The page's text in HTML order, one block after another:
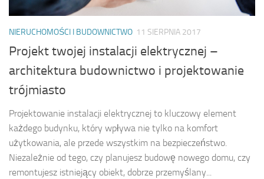
NIERUCHOMOŚCI I BUDOWNICTWO 11 SIERPNIA 2017
Projekt twojej instalacji elektrycznej –
architektura budownictwo i projektowanie
trójmiasto
Projektowanie instalacji elektrycznej to kluczowy element
każdego budynku, który wpływa nie tylko na komfort
użytkowania, ale przede wszystkim na bezpieczeństwo.
Niezależnie od tego, czy planujesz budowę nowego domu, czy
remontujesz istniejący obiekt, dobrze przemyślany...